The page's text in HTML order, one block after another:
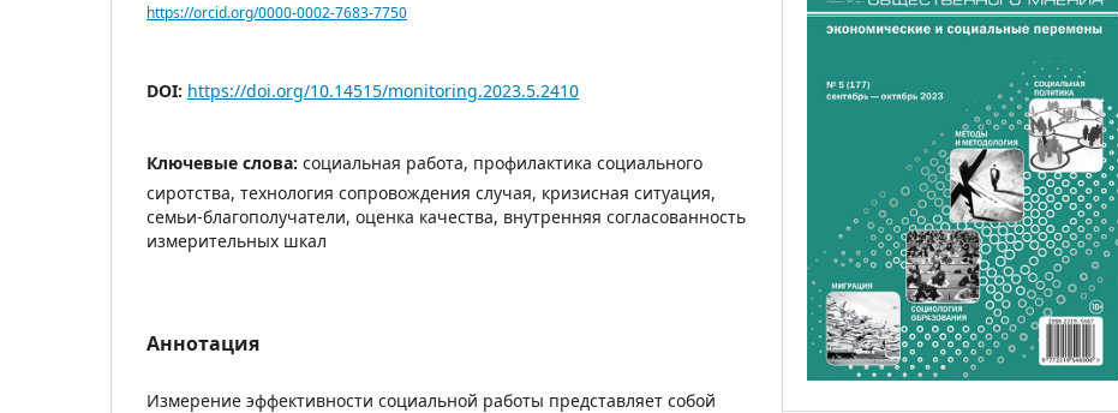
https://orcid.org/0000-0002-7683-7750
DOI: https://doi.org/10.14515/monitoring.2023.5.2410
Ключевые слова: социальная работа, профилактика социального
сиротства, технология сопровождения случая, кризисная ситуация,
семьи-благополучатели, оценка качества, внутренняя согласованность
измерительных шкал
Аннотация
Измерение эффективности социальной работы представляет собой